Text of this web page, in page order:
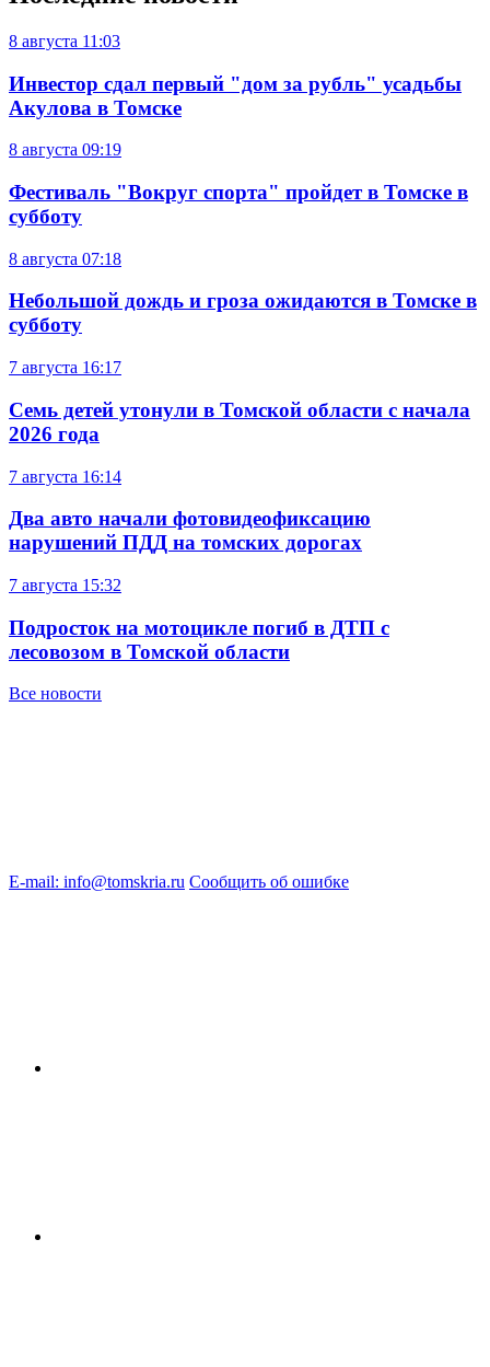
8 августа 11:03
Инвестор сдал первый "дом за рубль" усадьбы
Акулова в Томске
8 августа 09:19
Фестиваль "Вокруг спорта" пройдет в Томске в
субботу
8 августа 07:18
Небольшой дождь и гроза ожидаются в Томске в
субботу
7 августа 16:17
Семь детей утонули в Томской области с начала
2026 года
7 августа 16:14
Два авто начали фотовидеофиксацию
нарушений ПДД на томских дорогах
7 августа 15:32
Подросток на мотоцикле погиб в ДТП с
лесовозом в Томской области
Все новости
E-mail: info@tomskria.ru Сообщить об ошибке